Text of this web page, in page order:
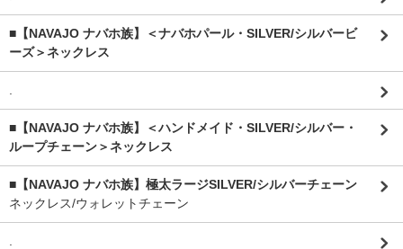
■【NAVAJO ナバホ族】＜ナバホパール・SILVER/シルバービ
ーズ＞ネックレス
■【NAVAJO ナバホ族】＜ハンドメイド・SILVER/シルバー・
ループチェーン＞ネックレス
■【NAVAJO ナバホ族】極太ラージSILVER/シルバーチェーン
ネックレス/ウォレットチェーン